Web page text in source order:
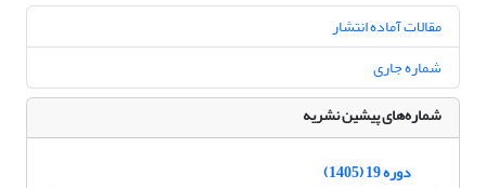
مقالات آماده انتشار
شماره جاری
شماره‌های پیشین نشریه
دوره 19 (1405)